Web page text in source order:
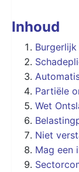
Inhoud
Partiële
Wet
Niet
Mag een